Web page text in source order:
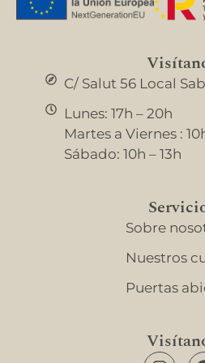
C/ Salut 56 Local
Lunes: 17h – 20h
Martes a Viernes :
Sábado: 10h – 13h
Sobre
Nuestros
Puertas